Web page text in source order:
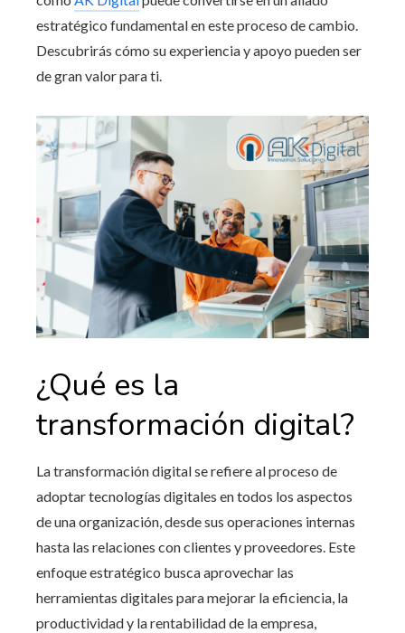
estratégico fundamental en este proceso de cambio.
Descubrirás cómo su experiencia y apoyo pueden ser
de gran valor para ti.
¿Qué es la
transformación digital?
La transformación digital se refiere al proceso de
adoptar tecnologías digitales en todos los aspectos
de una organización, desde sus operaciones internas
hasta las relaciones con clientes y proveedores. Este
enfoque estratégico busca aprovechar las
herramientas digitales para mejorar la eficiencia, la
productividad y la rentabilidad de la empresa,